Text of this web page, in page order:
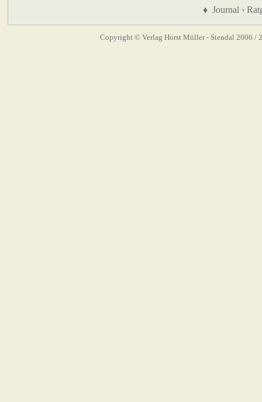
♦ Journal ›
Copyright © Verlag Horst Müller - Stendal 2006 /